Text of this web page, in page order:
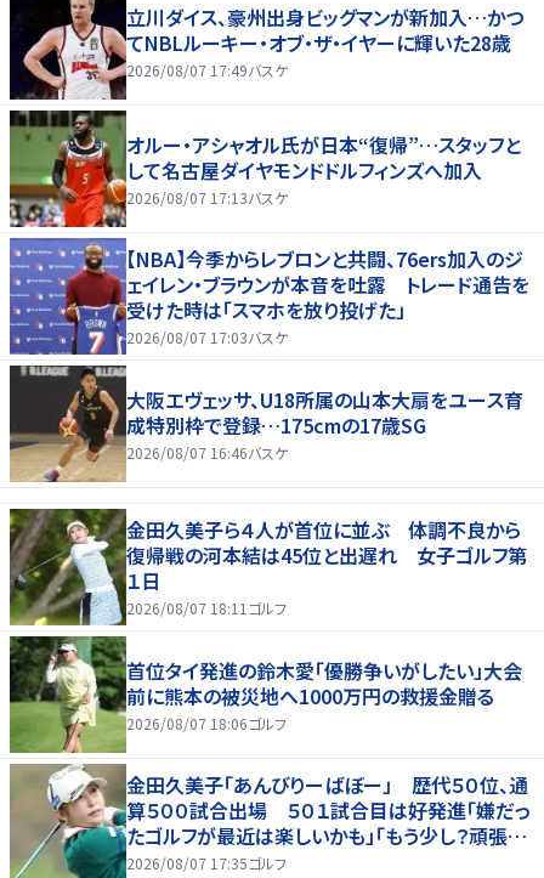
立川ダイス、豪州出身ビッグマンが新加入…かつ
てNBLルーキー・オブ・ザ・イヤーに輝いた28歳
2026/08/07 17:49バスケ
オルー・アシャオル氏が日本“復帰”…スタッフと
して名古屋ダイヤモンドドルフィンズへ加入
2026/08/07 17:13バスケ
【NBA】今季からレブロンと共闘、76ers加入のジ
ェイレン・ブラウンが本音を吐露 トレード通告を
受けた時は「スマホを放り投げた」
2026/08/07 17:03バスケ
大阪エヴェッサ、U18所属の山本大扇をユース育
成特別枠で登録…175cmの17歳SG
2026/08/07 16:46バスケ
金田久美子ら４人が首位に並ぶ 体調不良から
復帰戦の河本結は45位と出遅れ 女子ゴルフ第
１日
2026/08/07 18:11 ゴルフ
首位タイ発進の鈴木愛「優勝争いがしたい」大会
前に熊本の被災地へ1000万円の救援金贈る
2026/08/07 18:06ゴルフ
金田久美子「あんびりーばぼー」 歴代５０位、通
算５００試合出場 ５０１試合目は好発進「嫌だっ
たゴルフが最近は楽しいかも」「もう少し？頑張り
たいな」
2026/08/07 17:35ゴルフ